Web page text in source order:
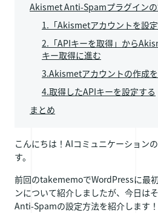
Akismet Anti-Spamプラグイン
1.「Akismetアカウントを設
2.「APIキーを取得」から
キー取得に進む
3.Akismetアカウントの作成
4.取得したAPIキーを設定する
まとめ
こんにちは！AIコミュニケーション
す。
前回のtakememoでWordPressに最
ンについて紹介しましたが、今日は
Anti-Spamの設定方法を紹介します！